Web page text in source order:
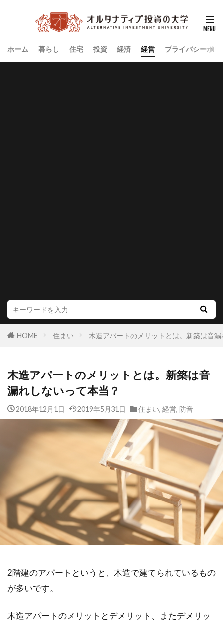
ホーム 暮らし 住宅 投資 経済 経営 プライバシーポリ
HOME 住まい 木造アパートのメリットとは。新築は音
木造アパートのメリットとは。新築は音
漏れしないって本当？
2018年12月1日 2019年5月31日 住まい, 経営, 防音
2階建のアパートというと、木造で建てられているもの
が多いです。
木造アパートのメリットとデメリット、またデメリッ